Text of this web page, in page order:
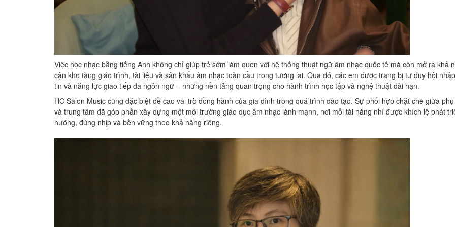
Việc học nhạc bằng tiếng Anh không chỉ giúp trẻ sớm làm quen với hệ thống thuật ngữ âm nhạc quốc tế mà còn mở ra khả
cận kho tàng giáo trình, tài liệu và sân khấu âm nhạc toàn cầu trong tương lai. Qua đó, các em được trang bị tư duy hội
tin và năng lực giao tiếp đa ngôn ngữ – những nền tảng quan trọng cho hành trình học tập và nghệ thuật dài hạn.
HC Salon Music cũng đặc biệt đề cao vai trò đồng hành của gia đình trong quá trình đào tạo. Sự phối hợp chặt chẽ giữa
và trung tâm đã góp phần xây dựng một môi trường giáo dục âm nhạc lành mạnh, nơi mỗi tài năng nhí được khích lệ phát
hướng, đúng nhịp và bền vững theo khả năng riêng.